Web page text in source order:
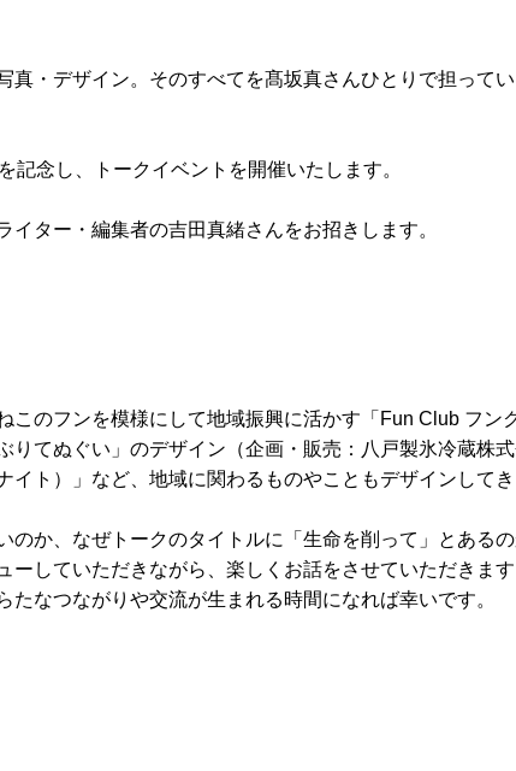
真・デザイン。そのすべてを髙坂真さんひとりで担って
記念し、トークイベントを開催いたします。
イター・編集者の吉田真緒さんをお招きします。
このフンを模様にして地域振興に活かす「 Fun Club フン
りてぬぐい」のデザイン（企画・販売：八戸製氷冷蔵株
イト）」など、地域に関わるものやこともデザインして
のか、なぜトークのタイトルに「生命を削って」とある
ーしていただきながら、楽しくお話をさせていただきま
なつながりや交流が生まれる時間になれば幸いです。